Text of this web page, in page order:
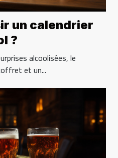
un calendrier
?
alcoolisées, le
et un...